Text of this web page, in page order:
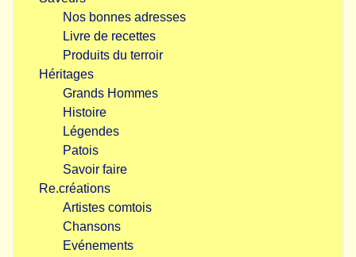
Nos bonnes adresses
Livre de recettes
Produits du terroir
Héritages
Grands Hommes
Histoire
Légendes
Patois
Savoir faire
Re.créations
Artistes comtois
Chansons
Evénements